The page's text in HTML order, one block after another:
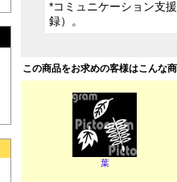
*コミュニケーション支
録）。
この商品をお求めの客様はこんな
葉